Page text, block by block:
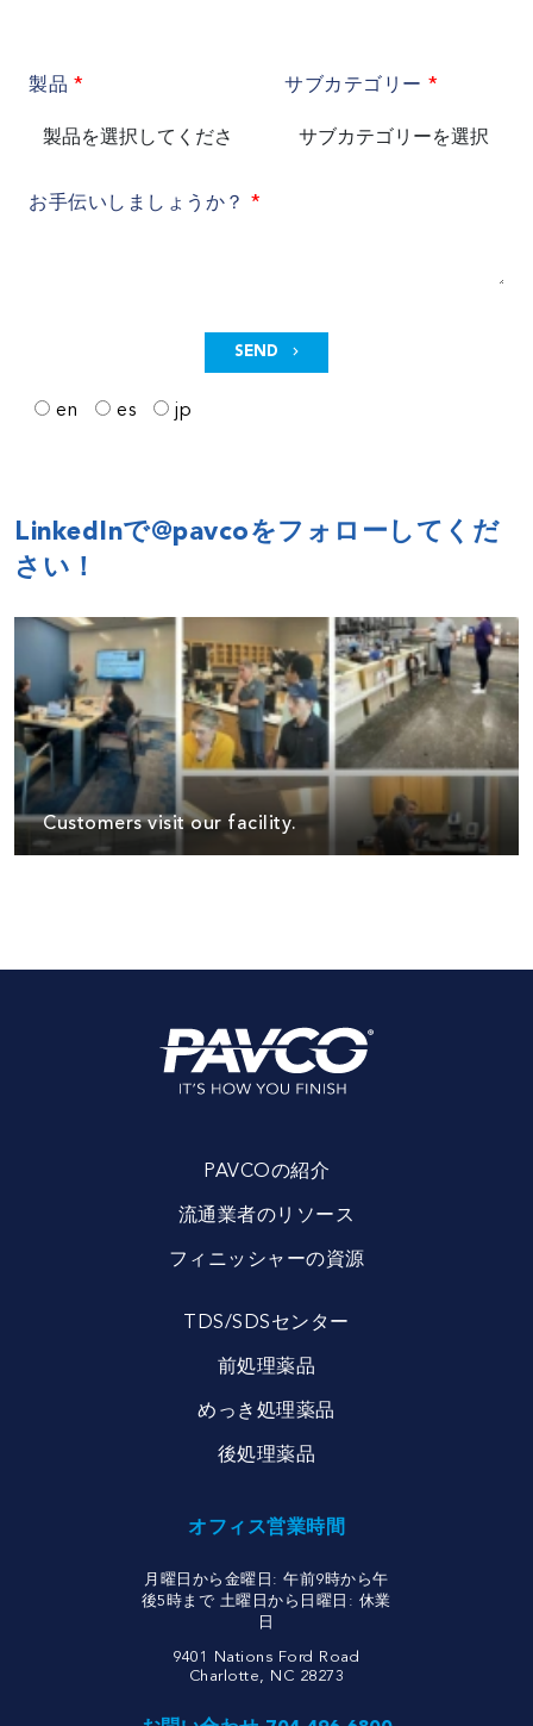
製品 サブカテゴリー
お手伝いしましょうか？
SEND
en es jp
LinkedInで@pavcoをフォローしてくだ
さい！
Customers visit our facility.
PAVCOの紹介
流通業者のリソース
フィニッシャーの資源
TDS/SDSセンター
前処理薬品
めっき処理薬品
後処理薬品
オフィス営業時間
月曜日から金曜日: 午前9時から午
後5時まで 土曜日から日曜日: 休業
日
9401 Nations Ford Road
Charlotte, NC 28273